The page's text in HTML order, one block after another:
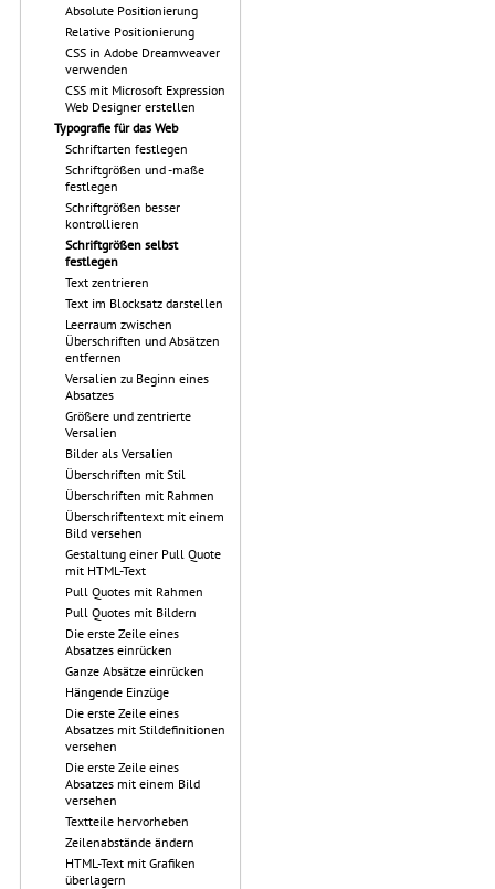
Absolute Positionierung
Relative Positionierung
CSS in Adobe Dreamweaver
verwenden
CSS mit Microsoft Expression
Web Designer erstellen
Typografie für das Web
Schriftarten festlegen
Schriftgrößen und -maße
festlegen
Schriftgrößen besser
kontrollieren
Schriftgrößen selbst
festlegen
Text zentrieren
Text im Blocksatz darstellen
Leerraum zwischen
Überschriften und Absätzen
entfernen
Versalien zu Beginn eines
Absatzes
Größere und zentrierte
Versalien
Bilder als Versalien
Überschriften mit Stil
Überschriften mit Rahmen
Überschriftentext mit einem
Bild versehen
Gestaltung einer Pull Quote
mit HTML-Text
Pull Quotes mit Rahmen
Pull Quotes mit Bildern
Die erste Zeile eines
Absatzes einrücken
Ganze Absätze einrücken
Hängende Einzüge
Die erste Zeile eines
Absatzes mit Stildefinitionen
versehen
Die erste Zeile eines
Absatzes mit einem Bild
versehen
Textteile hervorheben
Zeilenabstände ändern
HTML-Text mit Grafiken
überlagern